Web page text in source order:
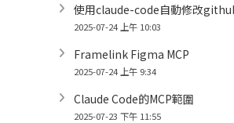
使用claude-code自動修改
2025-07-24 上午 10:03
Framelink Figma MCP
2025-07-24 上午 9:34
Claude Code的MCP範圍
2025-07-23 下午 11:55